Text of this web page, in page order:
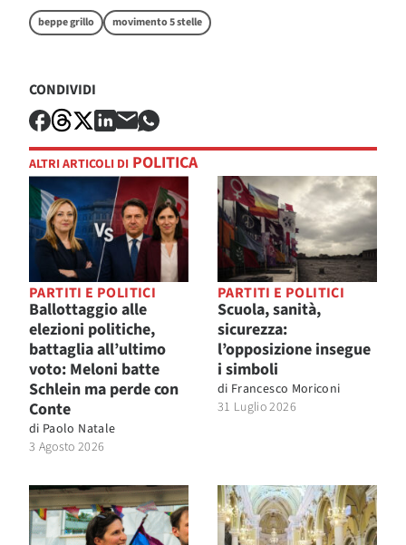
beppe grillo movimento 5 stelle
CONDIVIDI
ALTRI ARTICOLI DI POLITICA
PARTITI E POLITICI
Ballottaggio alle
elezioni politiche,
battaglia all’ultimo
voto: Meloni batte
Schlein ma perde con
Conte
di Paolo Natale
3 Agosto 2026
PARTITI E POLITICI
Scuola, sanità,
sicurezza:
l’opposizione insegue
i simboli
di Francesco Moriconi
31 Luglio 2026